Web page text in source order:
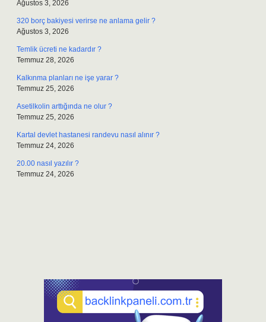
Ağustos 3, 2026
320 borç bakiyesi verirse ne anlama gelir ?
Ağustos 3, 2026
Temlik ücreti ne kadardır ?
Temmuz 28, 2026
Kalkınma planları ne işe yarar ?
Temmuz 25, 2026
Asetilkolin arttığında ne olur ?
Temmuz 25, 2026
Kartal devlet hastanesi randevu nasıl alınır ?
Temmuz 24, 2026
20.00 nasıl yazılır ?
Temmuz 24, 2026